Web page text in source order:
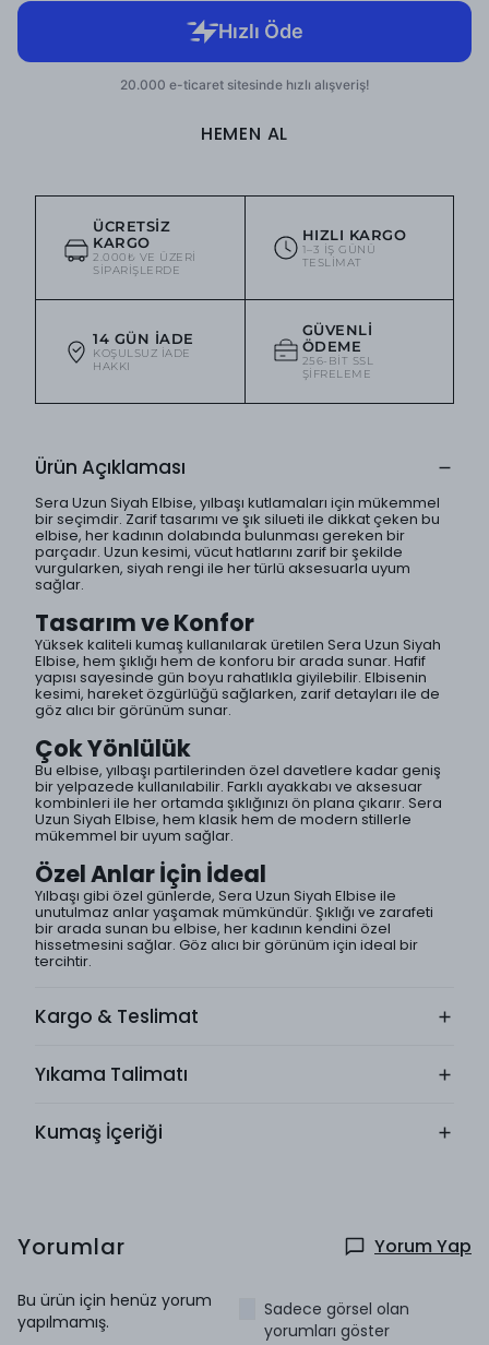
HEMEN AL
ÜCRETSIZ
KARGO
2.000₺ VE ÜZERI
SIPARIŞLERDE
HIZLI KARGO
1–3 IŞ GÜNÜ
TESLIMAT
14 GÜN İADE
KOŞULSUZ IADE
HAKKI
GÜVENLI
ÖDEME
256-BIT SSL
ŞIFRELEME
Ürün Açıklaması
Sera Uzun Siyah Elbise, yılbaşı kutlamaları için mükemmel
bir seçimdir. Zarif tasarımı ve şık silueti ile dikkat çeken bu
elbise, her kadının dolabında bulunması gereken bir
parçadır. Uzun kesimi, vücut hatlarını zarif bir şekilde
vurgularken, siyah rengi ile her türlü aksesuarla uyum
sağlar.
Tasarım ve Konfor
Yüksek kaliteli kumaş kullanılarak üretilen Sera Uzun Siyah
Elbise, hem şıklığı hem de konforu bir arada sunar. Hafif
yapısı sayesinde gün boyu rahatlıkla giyilebilir. Elbisenin
kesimi, hareket özgürlüğü sağlarken, zarif detayları ile de
göz alıcı bir görünüm sunar.
Çok Yönlülük
Bu elbise, yılbaşı partilerinden özel davetlere kadar geniş
bir yelpazede kullanılabilir. Farklı ayakkabı ve aksesuar
kombinleri ile her ortamda şıklığınızı ön plana çıkarır. Sera
Uzun Siyah Elbise, hem klasik hem de modern stillerle
mükemmel bir uyum sağlar.
Özel Anlar İçin İdeal
Yılbaşı gibi özel günlerde, Sera Uzun Siyah Elbise ile
unutulmaz anlar yaşamak mümkündür. Şıklığı ve zarafeti
bir arada sunan bu elbise, her kadının kendini özel
hissetmesini sağlar. Göz alıcı bir görünüm için ideal bir
tercihtir.
Kargo & Teslimat
Yıkama Talimatı
Kumaş İçeriği
Yorumlar Yorum Yap
Bu ürün için henüz yorum
yapılmamış.
Sadece görsel olan
yorumları göster